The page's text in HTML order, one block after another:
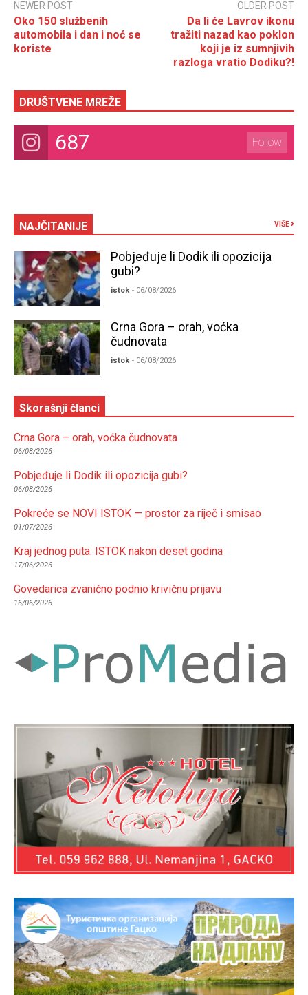
NEWER POST
Oko 150 službenih
automobila i dan i noć se
koriste
OLDER POST
Da li će Lavrov ikonu
tražiti nazad kao poklon
koji je iz sumnjivih
razloga vratio Dodiku?!
DRUŠTVENE MREŽE
687 Follow
NAJČITANIJE VIŠE
Pobjeđuje li Dodik ili opozicija
gubi?
istok - 06/08/2026
Crna Gora – orah, voćka
čudnovata
istok - 06/08/2026
Skorašnji članci
Crna Gora – orah, voćka čudnovata
06/08/2026
Pobjeđuje li Dodik ili opozicija gubi?
06/08/2026
Pokreće se NOVI ISTOK — prostor za riječ i smisao
01/07/2026
Kraj jednog puta: ISTOK nakon deset godina
17/06/2026
Govedarica zvanično podnio krivičnu prijavu
16/06/2026